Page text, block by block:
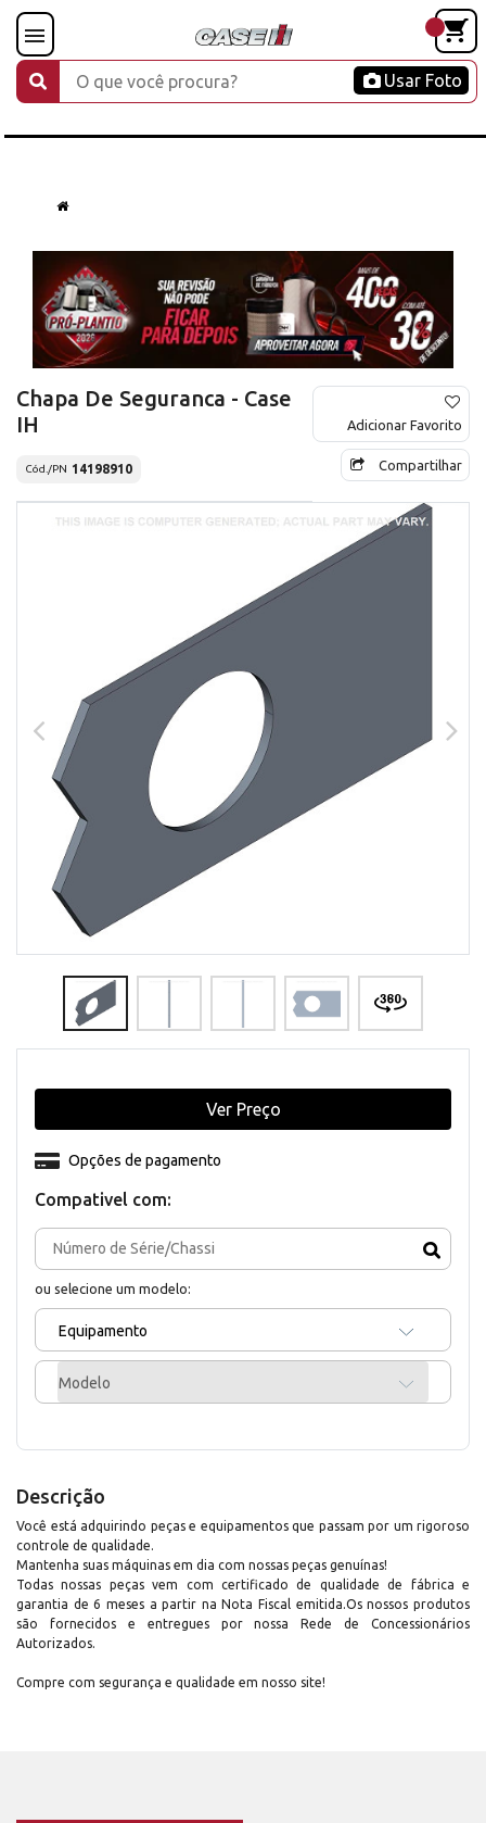
Usar Foto
Chapa De Seguranca - Case
IH
Cód./PN 14198910
Adicionar Favorito
Compartilhar
Compativel com:
ou selecione um modelo:
Equipamento
Modelo
Opções de pagamento
Ver Preço
Descrição
Você está adquirindo peças e equipamentos que passam por um rigoroso
controle de qualidade.
Mantenha suas máquinas em dia com nossas peças genuínas!
Todas nossas peças vem com certificado de qualidade de fábrica e
garantia de 6 meses a partir na Nota Fiscal emitida.Os nossos produtos
são fornecidos e entregues por nossa Rede de Concessionários
Autorizados.
Compre com segurança e qualidade em nosso site!